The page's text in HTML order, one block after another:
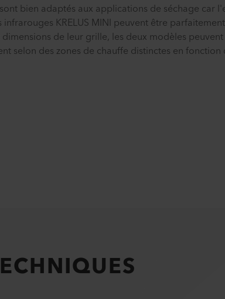
bien adaptés aux applications de séchage
KRELUS MINI peuvent être
de leur grille, les deux modèles
selon des zones de chauffe distinctes en